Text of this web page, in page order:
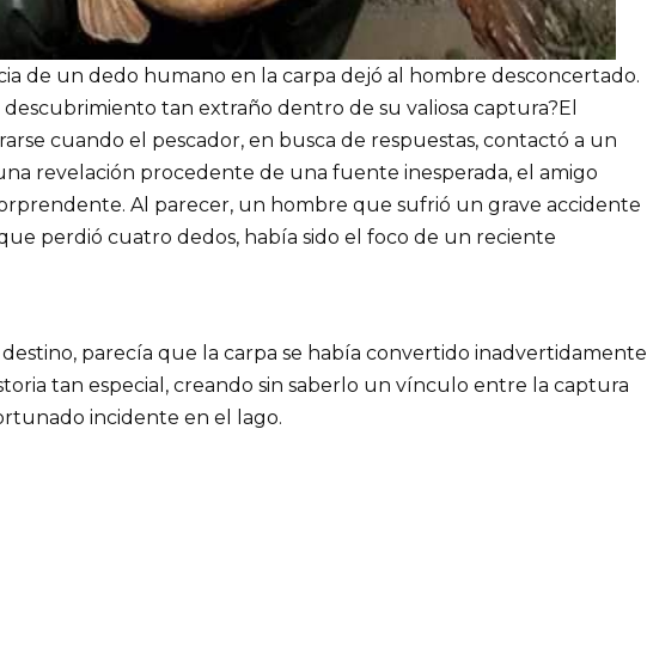
de un dedo humano en la carpa dejó al hombre desconcertado.
tan extraño dentro de su valiosa captura?El
cuando el pescador, en busca de respuestas, contactó a un
revelación procedente de una fuente inesperada, el amigo
Al parecer, un hombre que sufrió un grave accidente
perdió cuatro dedos, había sido el foco de un reciente
parecía que la carpa se había convertido inadvertidamente
tan especial, creando sin saberlo un vínculo entre la captura
incidente en el lago.